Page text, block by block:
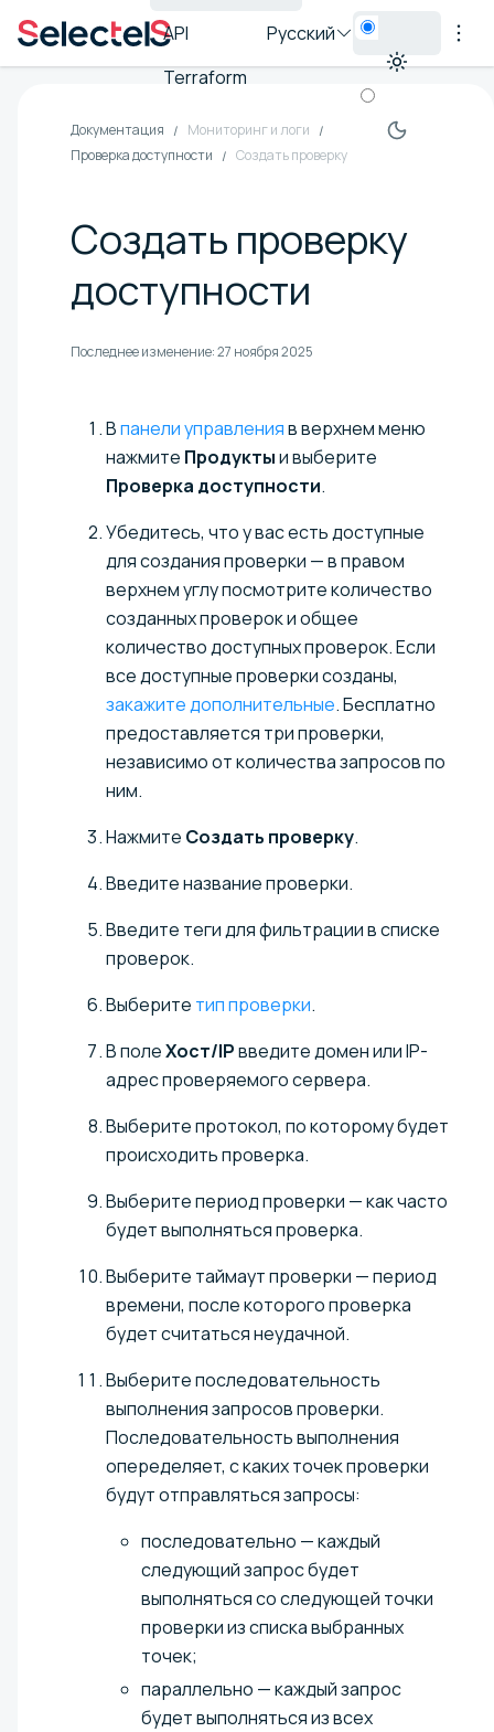
API
Terraform
Русский
Документация
Мониторинг и логи
Проверка доступности
Создать проверку
Создать проверку
доступности
Последнее изменение:27 ноября 2025
Впанели управленияв верхнем меню
нажмите Продуктыи выберите
Проверка доступности.
Убедитесь, что у вас есть доступные
для создания проверки — в правом
верхнем углу посмотрите количество
созданных проверок и общее
количество доступных проверок. Если
все доступные проверки созданы,
закажите дополнительные. Бесплатно
предоставляется три проверки,
независимо от количества запросов по
ним.
Нажмите Создать проверку.
Введите название проверки.
Введите теги для фильтрации в списке
проверок.
Выберите тип проверки.
В полеХост/IPвведите домен или IP-
адрес проверяемого сервера.
Выберите протокол, по которому будет
происходить проверка.
Выберите период проверки — как часто
будет выполняться проверка.
Выберите таймаут проверки — период
времени, после которого проверка
будет считаться неудачной.
Выберите последовательность
выполнения запросов проверки.
Последовательность выполнения
опеределяет, с каких точек проверки
будут отправляться запросы:
последовательно — каждый
следующий запрос будет
выполняться со следующей точки
проверки из списка выбранных
точек;
параллельно — каждый запрос
будет выполняться из всех